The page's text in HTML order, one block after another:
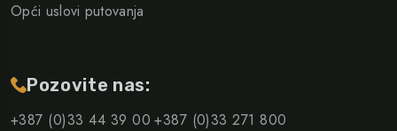
Opći uslovi putovanja
Pozovite nas:
+387 (0)33 44 39 00 +387 (0)33 271 800